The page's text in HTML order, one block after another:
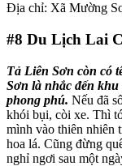
Địa chỉ: Xã Mường
#8 Du Lịch Lai
Tả Liên Sơn còn có
Sơn là nhắc đến
phong phú. Nếu đã
khói bụi, còi xe. Thì
mình vào thiên nhiên
hoa lá. Cũng đừng
nghỉ ngơi sau một